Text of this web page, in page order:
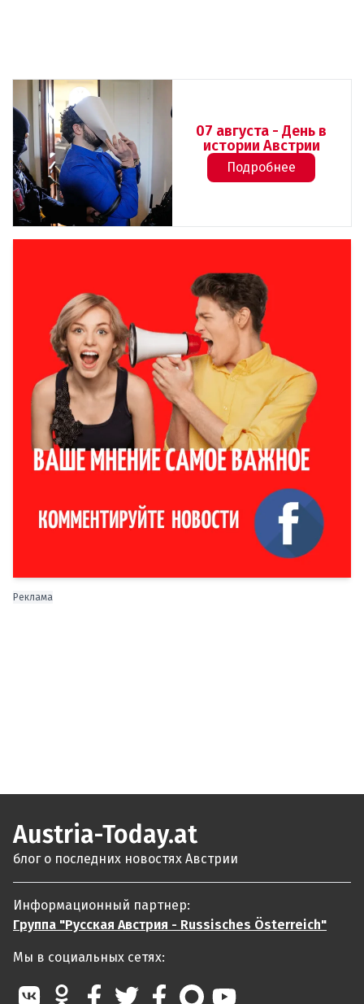
07 августа - День в
истории Австрии
Подробнее
Реклама
Austria-Today.at
блог о последних новостях Австрии
Информационный партнер:
Группа "Русская Австрия - Russisches Österreich"
Мы в социальных сетях: